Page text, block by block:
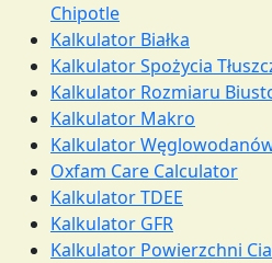
Chipotle
Kalkulator Białka
Kalkulator Spożycia
Kalkulator Rozmiaru
Kalkulator Makro
Kalkulator
Oxfam Care Calculator
Kalkulator TDEE
Kalkulator GFR
Kalkulator Powierzchni